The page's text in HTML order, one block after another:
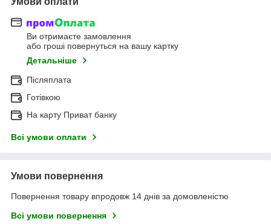
Ви отримаєте замовлення
або гроші повернуться на вашу картку
Детальніше
Післяплата
Готівкою
На карту Приват банку
Всі умови оплати
Умови повернення
Повернення товару впродовж 14 днів за домовленістю
Всі умови повернення